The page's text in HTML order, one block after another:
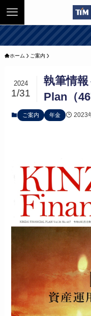
ホーム ご案内
執筆情
Plan（
2024
1/31
ご案内 年金 2023